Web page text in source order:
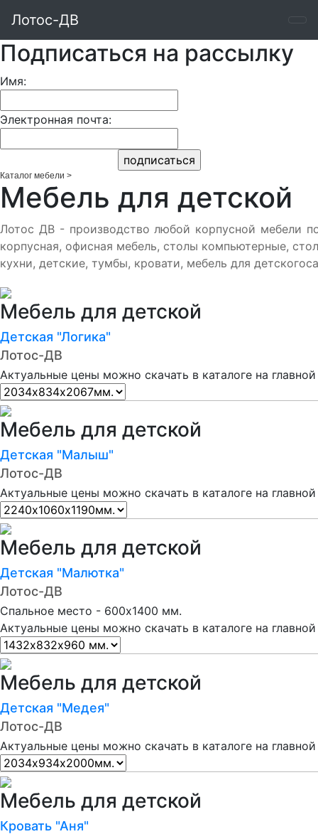
Лотос-ДВ
Подписаться на рассылку
Имя:
Электронная почта:
Каталог мебели >
Мебель для детской
Лотос ДВ - производство любой корпусной мебели
корпусная, офисная мебель, столы компьютерные,
кухни, детские, тумбы, кровати, мебель для
Мебель для детской
Детская "Логика"
Лотос-ДВ
Актуальные цены можно скачать в каталоге на
Мебель для детской
Детская "Малыш"
Лотос-ДВ
Актуальные цены можно скачать в каталоге на
Мебель для детской
Детская "Малютка"
Лотос-ДВ
Спальное место - 600х1400 мм.
Актуальные цены можно скачать в каталоге на
Мебель для детской
Детская "Медея"
Лотос-ДВ
Актуальные цены можно скачать в каталоге на
Мебель для детской
Кровать "Аня"